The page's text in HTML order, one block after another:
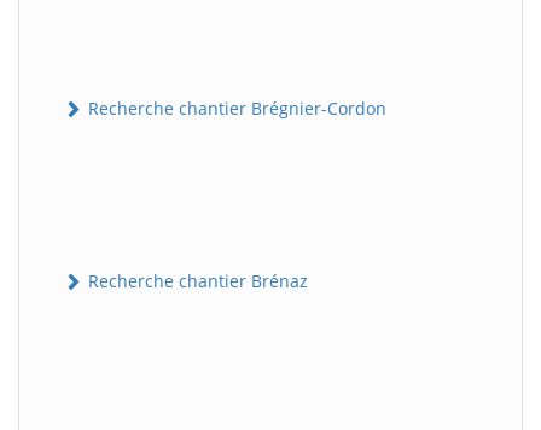
Recherche chantier Brégnier-Cordon
Recherche chantier Brénaz